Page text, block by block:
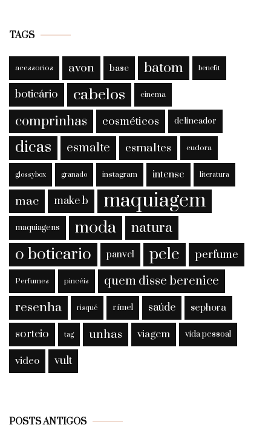
TAGS
acessorios avon base batom benefit
boticário cabelos cinema
comprinhas cosméticos delineador
dicas esmalte esmaltes eudora
glossybox granado instagram intense literatura
mac make b maquiagem
maquiagens moda natura
o boticario panvel pele perfume
Perfumes pincéis quem disse berenice
resenha risqué rímel saúde sephora
sorteio tag unhas viagem vida pessoal
video vult
POSTS ANTIGOS
Posts